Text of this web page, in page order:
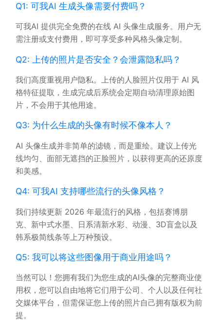
Q1: 可我AI 生成头像需要付费吗？
可我AI 提供完全免费的在线 AI 头像生成服务。用户无
需注册或支付费用，即可享受多种风格头像定制。
Q2: 上传的照片是否安全？会泄露隐私吗？
我们高度重视用户隐私。上传的人脸照片仅用于 AI 风
格特征提取，生成完成后系统会定期自动清理原始图
片，不会用于其他用途。
Q3: 为什么生成的头像有时候不像本人？
AI 头像生成并非简单的滤镜，而是重绘。建议上传光
线均匀、面部无遮挡的正脸照片，以获得更高的还原度
和美感。
Q4: 可我AI 支持哪些流行的头像风格？
我们持续更新 2026 年最流行的风格，包括赛博朋
克、新中式水墨、日系清新水彩、动漫、3D盲盒以及
韩系极简线条等上万种预设。
Q5: 我可以将这些图像用于商业用途吗？
当然可以！您拥有我们为您生成的AI头像的完整商业使
用权，您可以自由地将它们用于公司、个人以及任何社
交媒体平台，但需保证您上传的照片自己拥有版权为前
提。